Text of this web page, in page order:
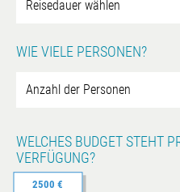
WIE VIELE PERSONEN?
WELCHES BUDGET STEHT
VERFÜGUNG?
2500 €